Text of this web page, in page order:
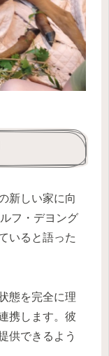
新しい家に向
フ・デヨング
いると語った
態を完全に理
携します。彼
供できるよう